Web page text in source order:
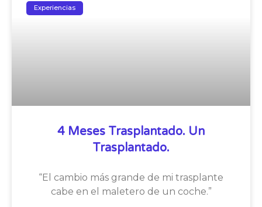
Experiencias
4 Meses Trasplantado. Un
Trasplantado.
“El cambio más grande de mi trasplante
cabe en el maletero de un coche.”